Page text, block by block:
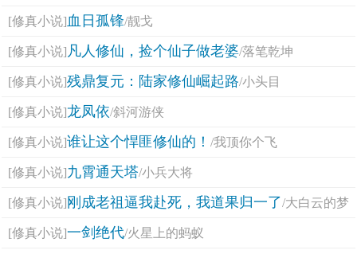
[修真小说]血日孤锋/靓戈
[修真小说]凡人修仙，捡个仙子做老婆/落笔乾坤
[修真小说]残鼎复元：陆家修仙崛起路/小头目
[修真小说]龙凤依/斜河游侠
[修真小说]谁让这个悍匪修仙的！/我顶你个飞
[修真小说]九霄通天塔/小兵大将
[修真小说]刚成老祖逼我赴死，我道果归一了/大白云的梦
[修真小说]一剑绝代/火星上的蚂蚁